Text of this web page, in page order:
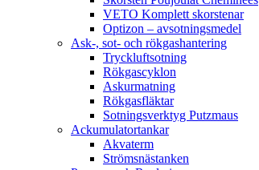
VETO Komplett skorstenar
Optizon – avsotningsmedel
Ask-, sot- och rökgashantering
Tryckluftsotning
Rökgascyklon
Askurmatning
Rökgasfläktar
Sotningsverktyg Putzmaus
Ackumulatortankar
Akvaterm
Strömsnästanken